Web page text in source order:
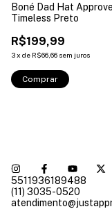
Boné Dad Hat Approve
Timeless Preto
R$199,99
3x de R$66,66 sem juros
Comprar
5511936189488
(11) 3035-0520